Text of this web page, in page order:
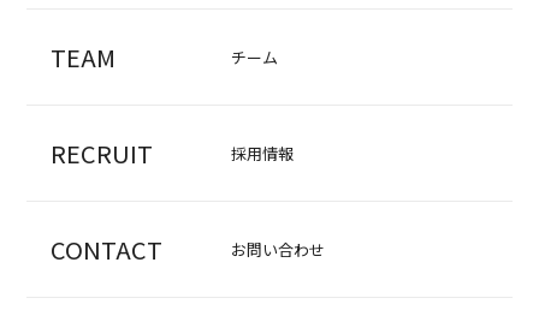
TEAM チーム
RECRUIT 採用情報
CONTACT お問い合わせ